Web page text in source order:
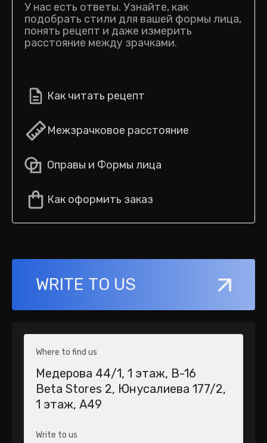
У нас есть ответы. Узнайте, как
подобрать стили для вашей формы лица,
понять рецепт и даже измерить
расстояние между зрачками.
Как читать рецепт
Межзрачковое расстояние
Оправы и Формы лица
Как оформить заказ
WRITE TO US
Where to find us
Медерова 44/1​, 1 этаж, В-16
Beta Stores 2​, Юнусалиева 177/2,
1 этаж, А49
Write to us